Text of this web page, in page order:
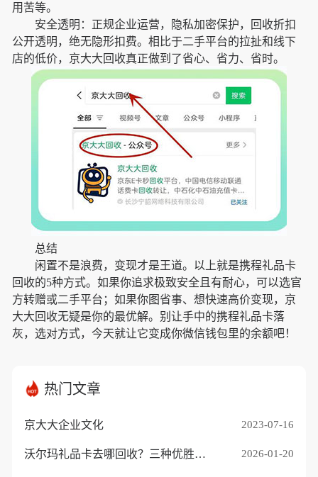
用苦等。
安全透明：正规企业运营，隐私加密保护，回收折扣
公开透明，绝无隐形扣费。相比于二手平台的拉扯和线下
店的低价，京大大回收真正做到了省心、省力、省时。
总结
闲置不是浪费，变现才是王道。以上就是携程礼品卡
回收的5种方式。如果你追求极致安全且有耐心，可以选官
方转赠或二手平台；如果你图省事、想快速高价变现，京
大大回收无疑是你的最优解。别让手中的携程礼品卡落
灰，选对方式，今天就让它变成你微信钱包里的余额吧！
热门文章
京大大企业文化 2023-07-16
沃尔玛礼品卡去哪回收？三种优胜途径推荐 2026-01-20